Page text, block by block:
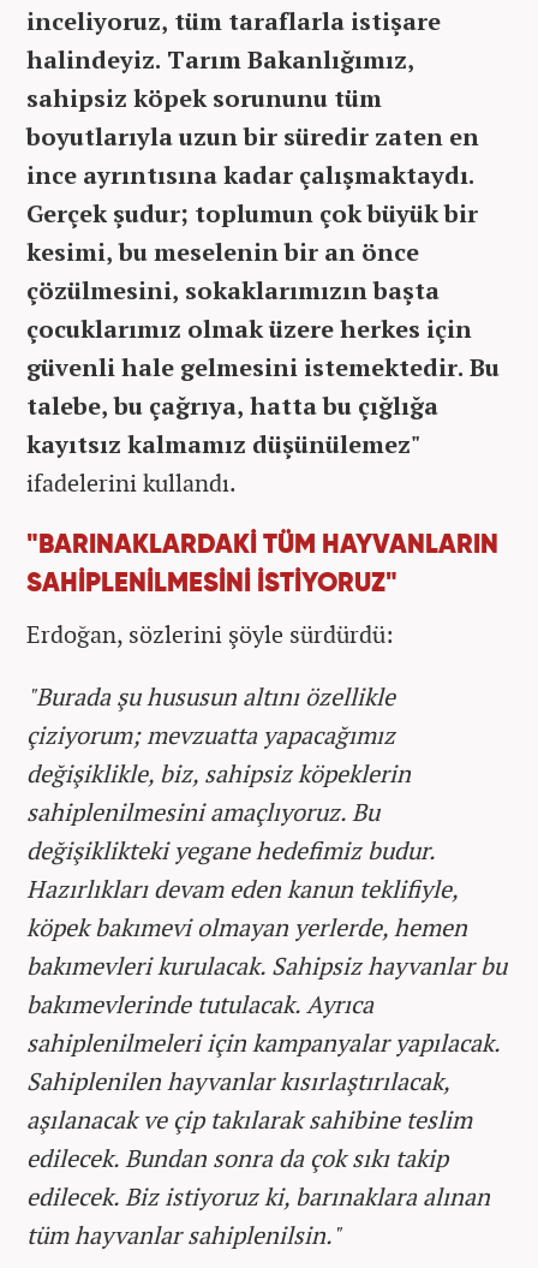
inceliyoruz, tüm taraflarla istişare
halindeyiz. Tarım Bakanlığımız,
sahipsiz köpek sorununu tüm
boyutlarıyla uzun bir süredir zaten en
ince ayrıntısına kadar çalışmaktaydı.
Gerçek şudur; toplumun çok büyük bir
kesimi, bu meselenin bir an önce
çözülmesini, sokaklarımızın başta
çocuklarımız olmak üzere herkes için
güvenli hale gelmesini istemektedir. Bu
talebe, bu çağrıya, hatta bu çığlığa
kayıtsız kalmamız düşünülemez"
ifadelerini kullandı.
"BARINAKLARDAKİ TÜM HAYVANLARIN
SAHİPLENİLMESİNİ İSTİYORUZ"
Erdoğan, sözlerini şöyle sürdürdü:
"Burada şu hususun altını özellikle
çiziyorum; mevzuatta yapacağımız
değişiklikle, biz, sahipsiz köpeklerin
sahiplenilmesini amaçlıyoruz. Bu
değişiklikteki yegane hedefimiz budur.
Hazırlıkları devam eden kanun teklifiyle,
köpek bakımevi olmayan yerlerde, hemen
bakımevleri kurulacak. Sahipsiz hayvanlar bu
bakımevlerinde tutulacak. Ayrıca
sahiplenilmeleri için kampanyalar yapılacak.
Sahiplenilen hayvanlar kısırlaştırılacak,
aşılanacak ve çip takılarak sahibine teslim
edilecek. Bundan sonra da çok sıkı takip
edilecek. Biz istiyoruz ki, barınaklara alınan
tüm hayvanlar sahiplenilsin."